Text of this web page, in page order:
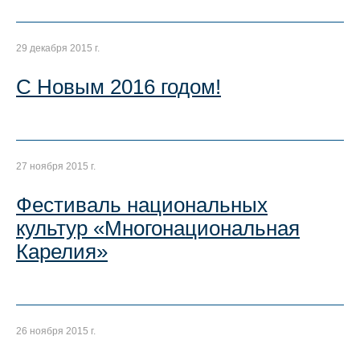
29 декабря 2015 г.
С Новым 2016 годом!
27 ноября 2015 г.
Фестиваль национальных
культур «Многонациональная
Карелия»
26 ноября 2015 г.